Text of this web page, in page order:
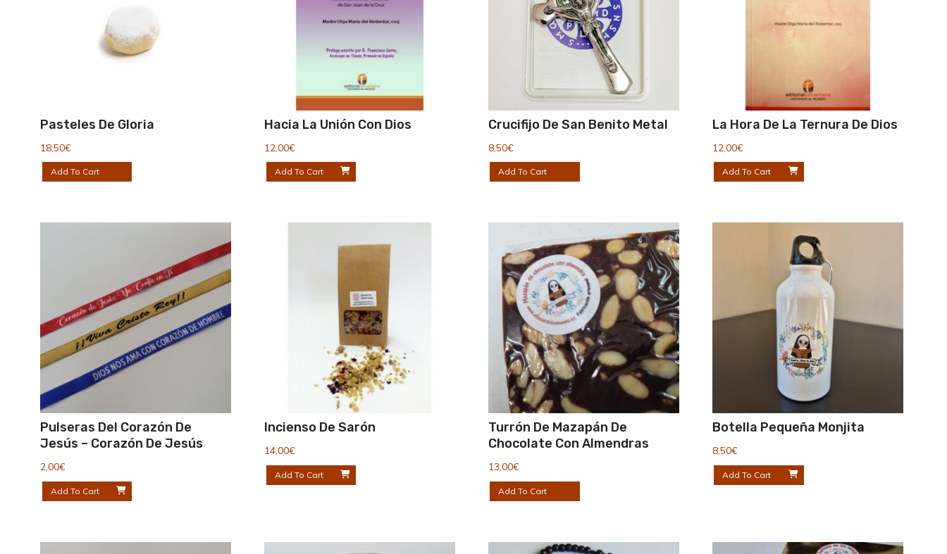
Pasteles De Gloria
18,50€
Add To Cart
Hacia La Unión Con Dios
12,00€
Add To Cart
Crucifijo De San Benito Metal
8,50€
Add To Cart
La Hora De La Ternura De Dios
12,00€
Add To Cart
Pulseras Del Corazón De
Jesús – Corazón De Jesús
2,00€
Add To Cart
Incienso De Sarón
14,00€
Add To Cart
Turrón De Mazapán De
Chocolate Con Almendras
13,00€
Add To Cart
Botella Pequeña Monjita
8,50€
Add To Cart